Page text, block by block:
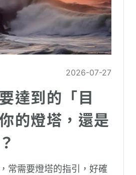
2026-07-27
達到的「目
的燈塔，還是
常需要燈塔的指引，好確